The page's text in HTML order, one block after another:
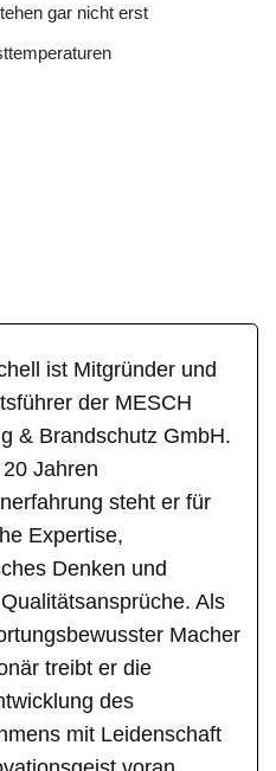
gar nicht erst
ist Mitgründer und
der MESCH
& Brandschutz GmbH.
Jahren
steht er für
Expertise,
Denken und
Als
Macher
treibt er die
des
mit Leidenschaft